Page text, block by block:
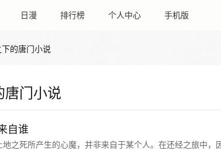
日漫 排行榜 个人中心 手机版
的唐门小说
唐门小说
自谁
地之死所产生的心魔，并非来自于某个人。在还经之旅中，